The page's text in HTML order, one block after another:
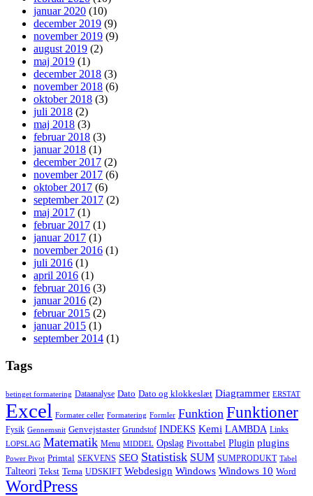
januar 2020 (10)
december 2019 (9)
november 2019 (9)
august 2019 (2)
maj 2019 (1)
december 2018 (3)
november 2018 (6)
oktober 2018 (3)
juli 2018 (2)
maj 2018 (3)
februar 2018 (3)
januar 2018 (1)
december 2017 (2)
november 2017 (6)
oktober 2017 (6)
september 2017 (2)
maj 2017 (1)
februar 2017 (1)
januar 2017 (1)
november 2016 (1)
juli 2016 (1)
april 2016 (1)
februar 2016 (3)
januar 2016 (2)
februar 2015 (2)
januar 2015 (1)
september 2014 (1)
Tags
betinget formatering Dataanalyse Dato Dato og klokkeslæt Diagrammer ERSTAT
Excel Formater celler Formatering Formler Funktion Funktioner
Fysik Gennemsnit Genvejstaster Grundstof INDEKS Kemi LAMBDA Links
LOPSLAG Matematik Menu MIDDEL Opslag Pivottabel Plugin plugins
Power Pivot Primtal SEKVENS SEO Statistisk SUM SUMPRODUKT Tabel
Talteori Tekst Tema UDSKIFT Webdesign Windows Windows 10 Word
WordPress